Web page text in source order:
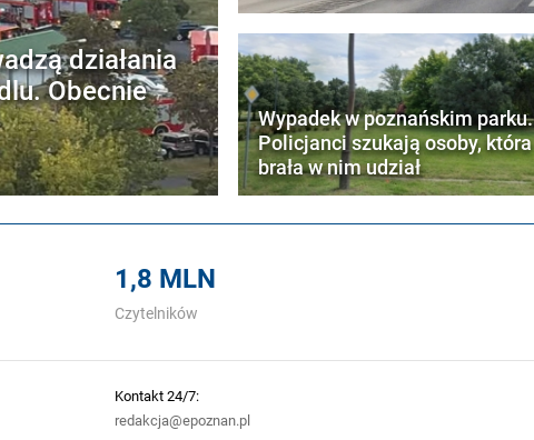
działania
Obecnie
Wypadek w poznańskim parku.
Policjanci szukają osoby, która
brała w nim udział
1,8 MLN
Czytelników
Kontakt 24/7:
redakcja@epoznan.pl